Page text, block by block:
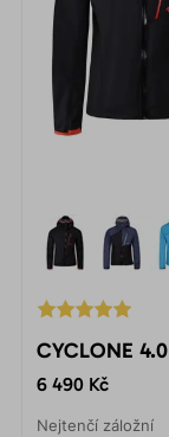
CYCLONE 4.0
6 490 Kč
Nejtenčí záložní